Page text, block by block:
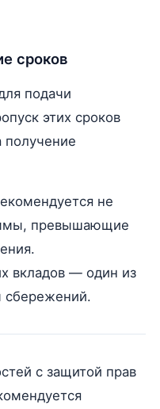
сроков
подачи
этих сроков
получение
не
превышающие
вкладов — один из
сбережений.
с защитой прав